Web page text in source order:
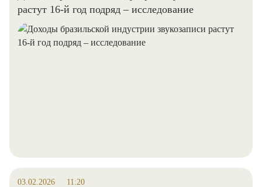
растут 16-й год подряд – исследование
03.02.2026 11:20